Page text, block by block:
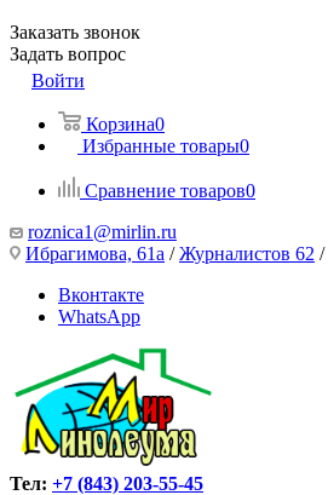
Заказать звонок
Задать вопрос
Войти
Корзина0
Избранные товары0
Сравнение товаров0
roznica1@mirlin.ru
Ибрагимова, 61а /Журналистов 62 /
Вконтакте
WhatsApp
Тел: +7 (843) 203-55-45